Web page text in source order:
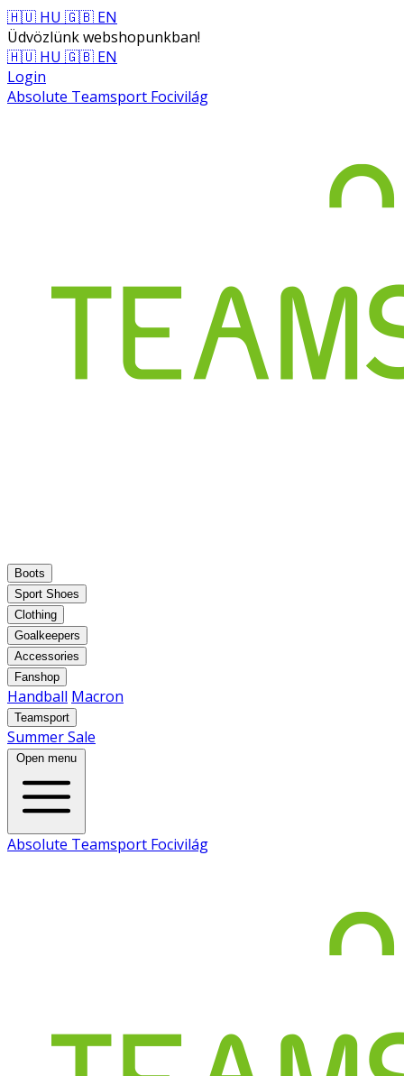
🇭🇺 HU 🇬🇧 EN
Üdvözlünk webshopunkban!
🇭🇺 HU 🇬🇧 EN
Login
Absolute Teamsport Focivilág
Boots
Sport Shoes
Clothing
Goalkeepers
Accessories
Fanshop
Handball Macron
Teamsport
Summer Sale
Open menu
Absolute Teamsport Focivilág